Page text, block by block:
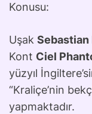
Konusu:
Uşak
Kont Ciel
yüzyıl
“Kraliçe’nin
yapmaktadır.